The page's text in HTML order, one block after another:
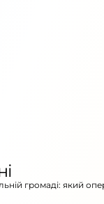
громаді: який